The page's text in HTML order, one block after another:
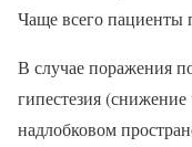
Чаще всего пациенты
В случае поражения
гипестезия (снижение
надлобковом